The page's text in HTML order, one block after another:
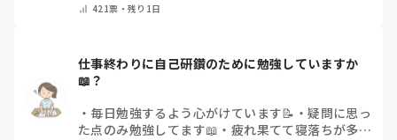
で教えてください）
421票・残り1日
仕事終わりに自己研鑽のために勉強していますか
📖？
・ 毎日勉強するよう心がけています📝 ・疑問に思っ
た点のみ勉強してます📖 ・ 疲れ果てて寝落ちが多い